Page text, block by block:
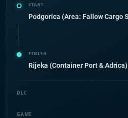
START
Podgorica (Area: Fallow Cargo
FINISH
Rijeka (Container Port & Adrica)
DLC
GAME